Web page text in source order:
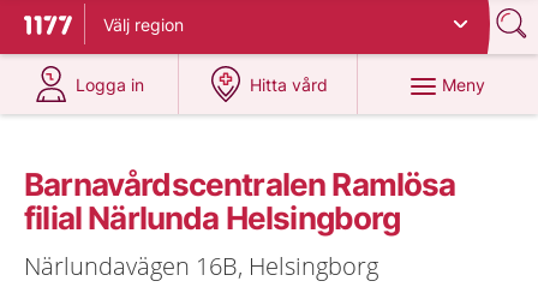
Till startsidan för 1177
Välj region
Logga in
på 1177.se
Hitta vård
på 1177.se
Meny
Barnavårdscentralen Ramlösa
filial Närlunda Helsingborg
Närlundavägen 16B, Helsingborg